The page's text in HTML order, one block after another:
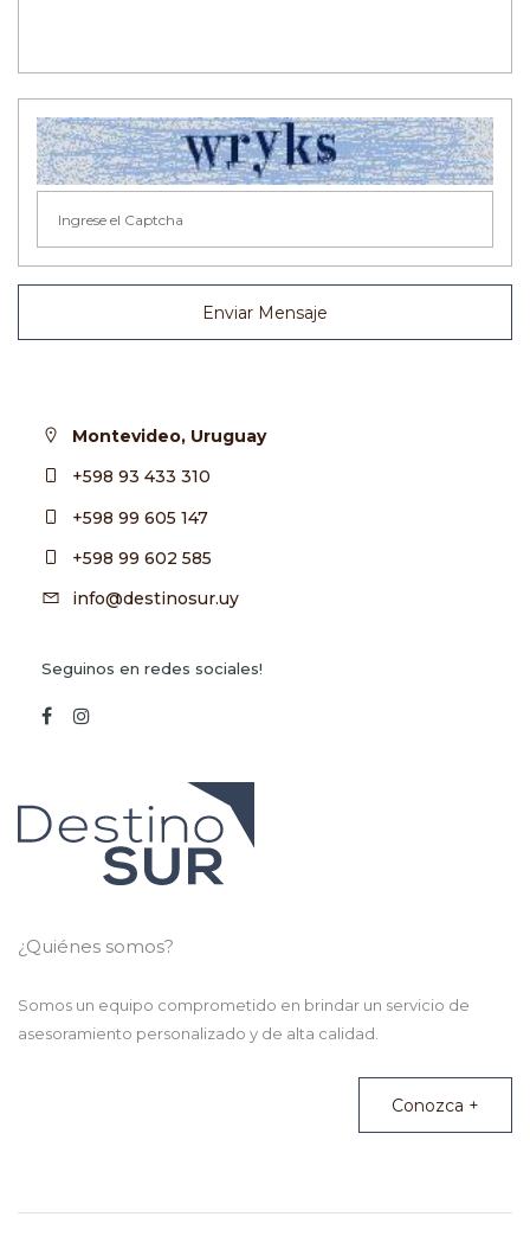
Enviar Mensaje
Montevideo, Uruguay
+598 93 433 310
+598 99 605 147
+598 99 602 585
info@destinosur.uy
Seguinos en redes sociales!
¿Quiénes somos?
Somos un equipo comprometido en brindar un servicio de
asesoramiento personalizado y de alta calidad.
Conozca +